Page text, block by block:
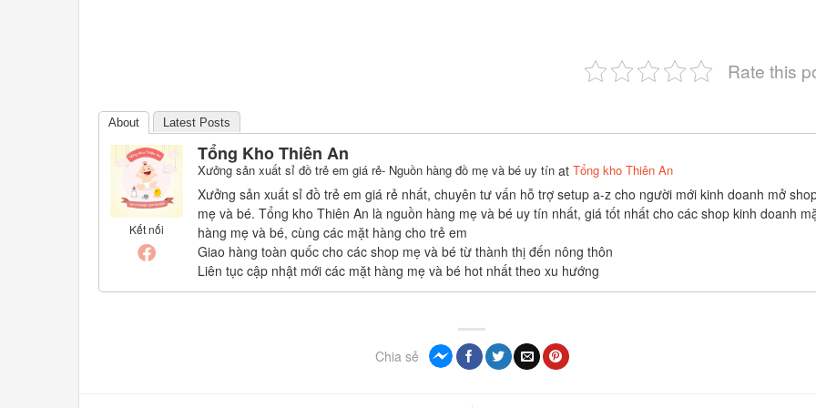
Rate this
About Latest Posts
Kết nối
Tổng Kho Thiên An
Xưởng sản xuất sỉ đồ trẻ em giá rẻ- Nguồn hàng đồ mẹ và bé uy tín at Tổng kho Thiên An
Xưởng sản xuất sỉ đồ trẻ em giá rẻ nhất, chuyên tư vấn hỗ trợ setup a-z cho người mới kinh doanh mở
mẹ và bé. Tổng kho Thiên An là nguồn hàng mẹ và bé uy tín nhất, giá tốt nhất cho các shop kinh doanh
hàng mẹ và bé, cùng các mặt hàng cho trẻ em
Giao hàng toàn quốc cho các shop mẹ và bé từ thành thị đến nông thôn
Liên tục cập nhật mới các mặt hàng mẹ và bé hot nhất theo xu hướng
Chia sẻ